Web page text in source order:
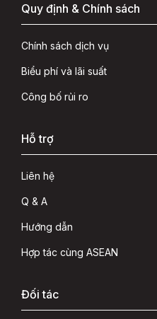
Quy định & Chính sách
Chính sách dịch vụ
Biểu phí và lãi suất
Công bố rủi ro
Hỗ trợ
Liên hệ
Q & A
Hướng dẫn
Hợp tác cùng ASEAN
Đối tác